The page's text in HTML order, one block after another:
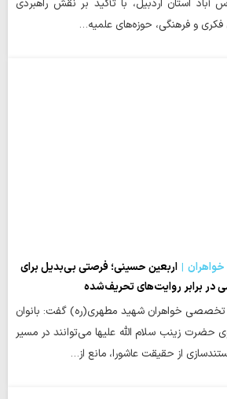
فکری و فرهنگی، حوزه‌های علمیه…
اربعین حسینی؛ فرصتی بی‌بدیل برای
در برابر روایت‌های تحریف‌شده
تخصصی خواهران شهید مطهری(ره) گفت: بانوان
حضرت زینب سلام الله علیها می‌توانند در مسیر
از حقیقت عاشورا، مانع از…